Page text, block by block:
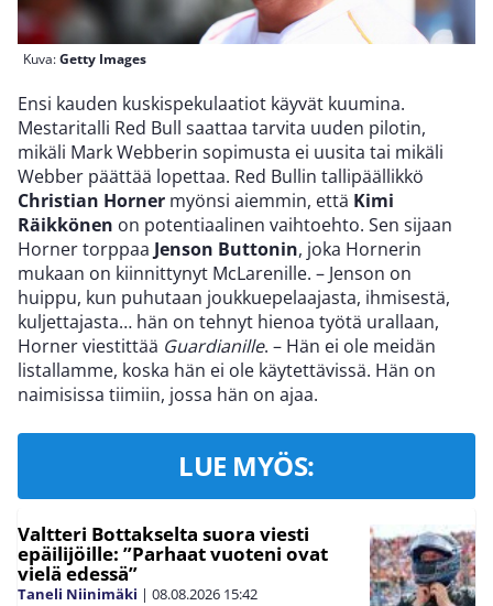
Kuva:Getty Images
Ensi kauden kuskispekulaatiot käyvät kuumina.
Mestaritalli Red Bull saattaa tarvita uuden pilotin,
mikäli Mark Webberin sopimusta ei uusita tai mikäli
Webber päättää lopettaa. Red Bullin tallipäällikkö
Christian Horner myönsi aiemmin, että Kimi
Räikkönen on potentiaalinen vaihtoehto. Sen sijaan
Horner torppaa Jenson Buttonin, joka Hornerin
mukaan on kiinnittynyt McLarenille. – Jenson on
huippu, kun puhutaan joukkuepelaajasta, ihmisestä,
kuljettajasta… hän on tehnyt hienoa työtä urallaan,
Horner viestittää Guardianille. – Hän ei ole meidän
listallamme, koska hän ei ole käytettävissä. Hän on
naimisissa tiimiin, jossa hän on ajaa.
LUE MYÖS:
Valtteri Bottakselta suora viesti
epäilijöille: ”Parhaat vuoteni ovat
vielä edessä”
Taneli Niinimäki | 08.08.2026 15:42